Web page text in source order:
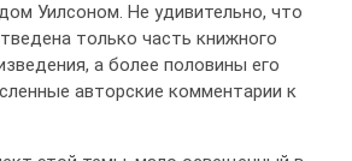
Уилсоном. Не удивительно, что
только часть книжного
а более половины его
авторские комментарии к